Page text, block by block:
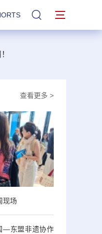
站内搜索
查看更多 >
现场
—东盟非遗协作